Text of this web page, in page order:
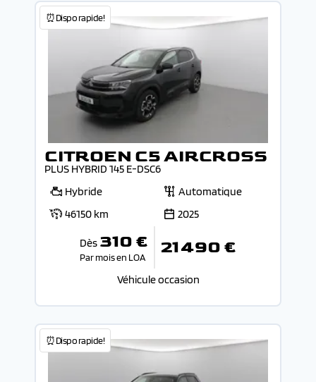
⏰Dispo rapide!
CITROEN C5 AIRCROSS
PLUS HYBRID 145 E-DSC6
Hybride
Automatique
46150 km
2025
Dès 310 €
Par mois en LOA 21 490 €
Véhicule occasion
⏰Dispo rapide!